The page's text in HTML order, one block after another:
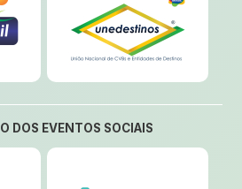
DOS EVENTOS SOCIAIS